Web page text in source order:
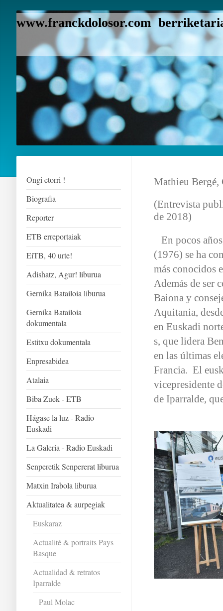
www.franckdolosor.com
Ongi etorri !
Biografia
Reporter
ETB erreportaiak
EiTB, 40 urte!
Adishatz, Agur! liburua
Gernika Batailoia liburua
Gernika Batailoia
dokumentala
Estitxu dokumentala
Enpresabidea
Atalaia
Biba Zuek - ETB
Hágase la luz - Radio
Euskadi
La Galeria - Radio Euskadi
Senperetik Senpererat liburua
Matxin Irabola liburua
Aktualitatea & aurpegiak
Euskaraz
Actualité & portraits Pays
Basque
Actualidad & retratos
Iparralde
Paul Molac
Mathieu Bergé,
(Entrevista
de 2018)
En pocos
(1976) se ha
más conocidos
Además de ser
Baiona y
Aquitania,
en Euskadi
s, que lidera
en las últimas
Francia. El
vicepresidente
de Iparralde,